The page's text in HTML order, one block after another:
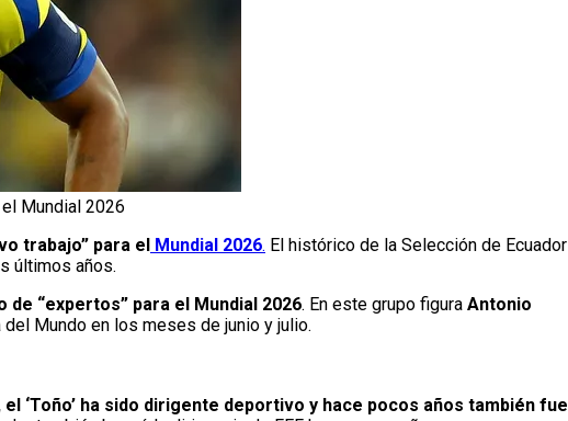
Mundial 2026
trabajo” para el Mundial 2026. El histórico de la Selección de Ecuador
últimos años.
“expertos” para el Mundial 2026. En este grupo figura Antonio
del Mundo en los meses de junio y julio.
‘Toño’ ha sido dirigente deportivo y hace pocos años también fue